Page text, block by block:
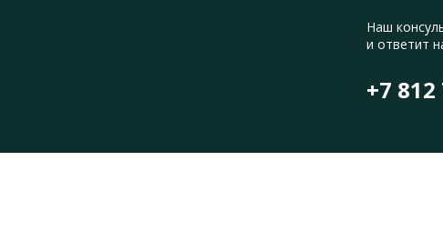
Наш
и ответит
+7 812